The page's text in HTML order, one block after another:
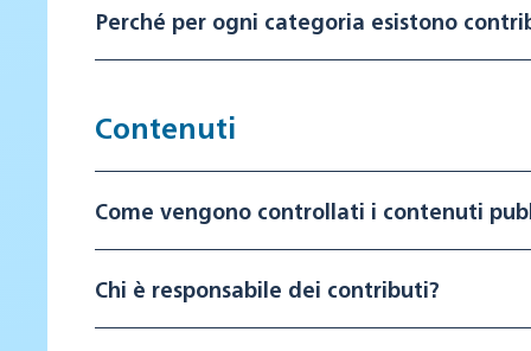
Perché per ogni categoria esistono
Contenuti
Come vengono controllati i contenuti
Chi è responsabile dei contributi?